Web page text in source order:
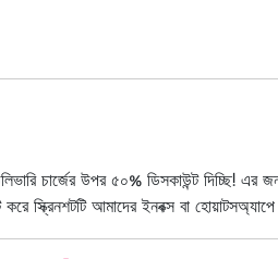
চার্জের উপর ৫০% ডিসকাউন্ট দিচ্ছি! এর
স্ক্রিনশটটি আমাদের ইনবক্স বা হোয়াটসঅ্যাপে